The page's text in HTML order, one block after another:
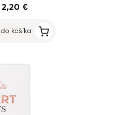
2,20 €
košíka